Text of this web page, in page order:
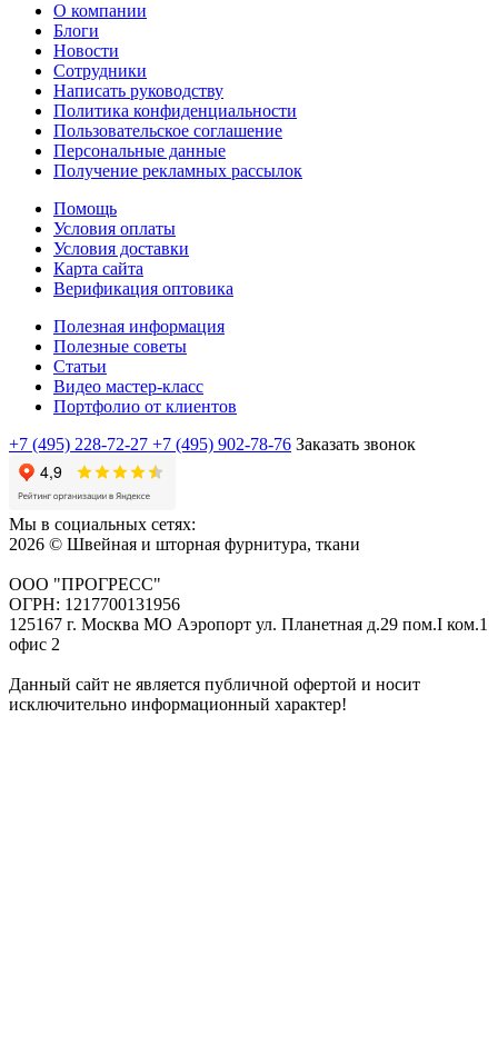
О компании
Блоги
Новости
Сотрудники
Написать руководству
Политика конфиденциальности
Пользовательское соглашение
Персональные данные
Получение рекламных рассылок
Помощь
Условия оплаты
Условия доставки
Карта сайта
Верификация оптовика
Полезная информация
Полезные советы
Статьи
Видео мастер-класс
Портфолио от клиентов
+7 (495) 228-72-27 +7 (495) 902-78-76 Заказать звонок
Мы в социальных сетях:
2026 © Швейная и шторная фурнитура, ткани
ООО "ПРОГРЕСС"
ОГРН: 1217700131956
125167 г. Москва МО Аэропорт ул. Планетная д.29 пом.I ком.1
офис 2
Данный сайт не является публичной офертой и носит
исключительно информационный характер!